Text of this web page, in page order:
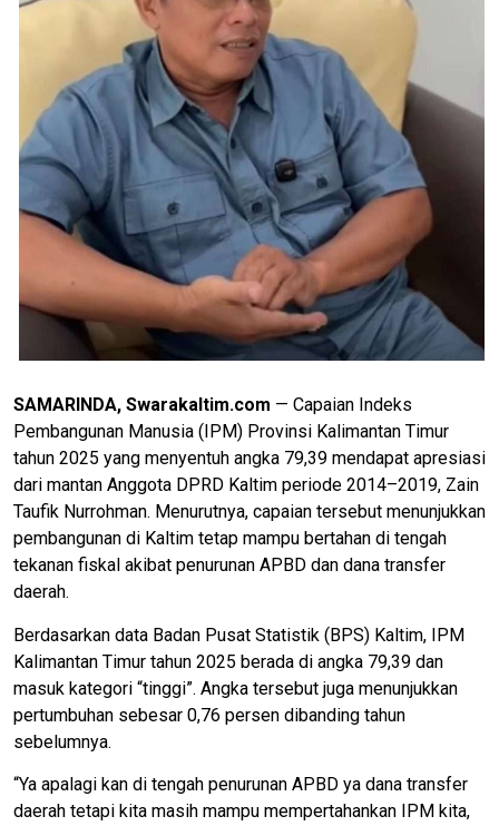
SAMARINDA, Swarakaltim.com — Capaian Indeks
Pembangunan Manusia (IPM) Provinsi Kalimantan Timur
tahun 2025 yang menyentuh angka 79,39 mendapat apresiasi
dari mantan Anggota DPRD Kaltim periode 2014–2019, Zain
Taufik Nurrohman. Menurutnya, capaian tersebut menunjukkan
pembangunan di Kaltim tetap mampu bertahan di tengah
tekanan fiskal akibat penurunan APBD dan dana transfer
daerah.
Berdasarkan data Badan Pusat Statistik (BPS) Kaltim, IPM
Kalimantan Timur tahun 2025 berada di angka 79,39 dan
masuk kategori “tinggi”. Angka tersebut juga menunjukkan
pertumbuhan sebesar 0,76 persen dibanding tahun
sebelumnya.
“Ya apalagi kan di tengah penurunan APBD ya dana transfer
daerah tetapi kita masih mampu mempertahankan IPM kita,